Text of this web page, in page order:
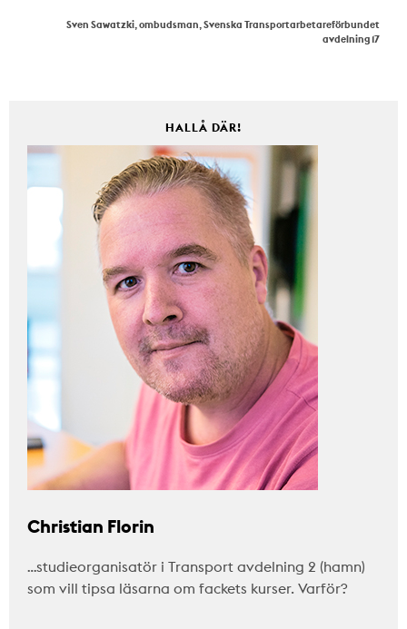
Sven Sawatzki, ombudsman, Svenska Transportarbetareförbundet
avdelning 17
HALLÅ DÄR!
Christian Florin
…studieorganisatör i Transport avdelning 2 (hamn)
som vill tipsa läsarna om fackets kurser. Varför?